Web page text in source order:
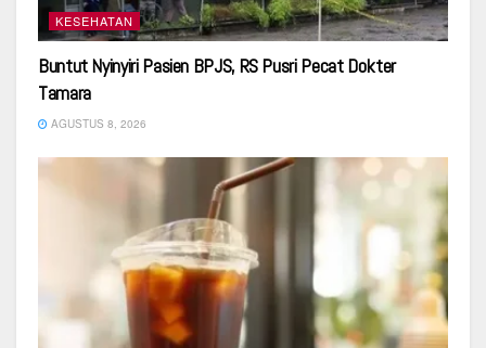
KESEHATAN
Buntut Nyinyiri Pasien BPJS, RS Pusri Pecat Dokter
Tamara
AGUSTUS 8, 2026